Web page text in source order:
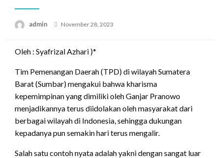
admin
Posted
November 28, 2023
Oleh : Syafrizal Azhari )*
Tim Pemenangan Daerah (TPD) di wilayah Sumatera
Barat (Sumbar) mengakui bahwa kharisma
kepemimpinan yang dimiliki oleh Ganjar Pranowo
menjadikannya terus diidolakan oleh masyarakat dari
berbagai wilayah di Indonesia, sehingga dukungan
kepadanya pun semakin hari terus mengalir.
Salah satu contoh nyata adalah yakni dengan sangat luar